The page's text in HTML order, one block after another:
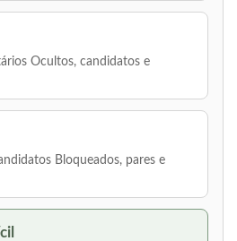
Ocultos, candidatos e
Bloqueados, pares e